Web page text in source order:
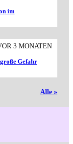
im
3 MONATEN
Gefahr
Alle »